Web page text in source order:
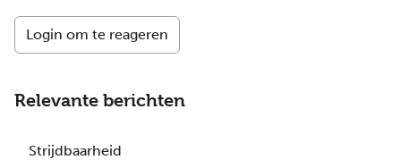
Login om te reageren
Relevante berichten
Strijdbaarheid